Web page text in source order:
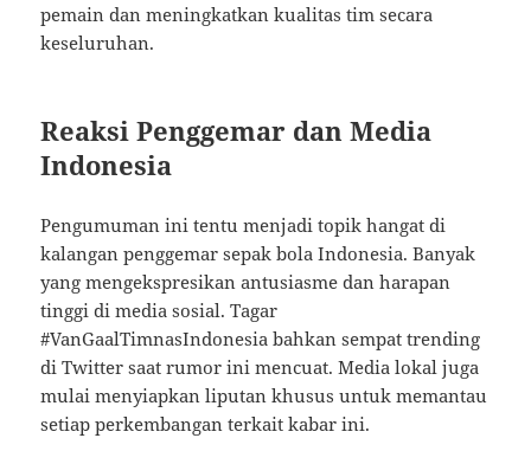
pemain dan meningkatkan kualitas tim secara
keseluruhan.
Reaksi Penggemar dan Media
Indonesia
Pengumuman ini tentu menjadi topik hangat di
kalangan penggemar sepak bola Indonesia. Banyak
yang mengekspresikan antusiasme dan harapan
tinggi di media sosial. Tagar
#VanGaalTimnasIndonesia bahkan sempat trending
di Twitter saat rumor ini mencuat. Media lokal juga
mulai menyiapkan liputan khusus untuk memantau
setiap perkembangan terkait kabar ini.